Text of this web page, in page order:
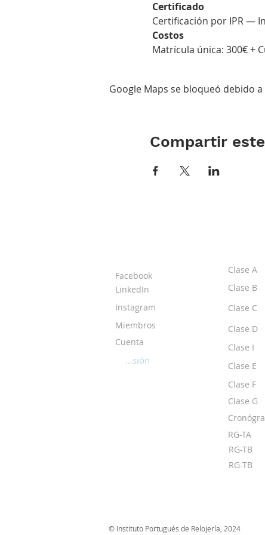
Certificado
Certificación por IPR —
Costos
Matrícula única: 300€ +
Google Maps se bloqueó debido
Compartir
Facebook
LinkedIn
Instagram
Miembros
Cuenta
Iniciar sesión
Clase A
Clase B
Clase C
Clase D
Clase I
Clase E
Clase F
Clase G
RG-TA
RG-TB
RG-TB
© Instituto Portugués de Relojería, 2024